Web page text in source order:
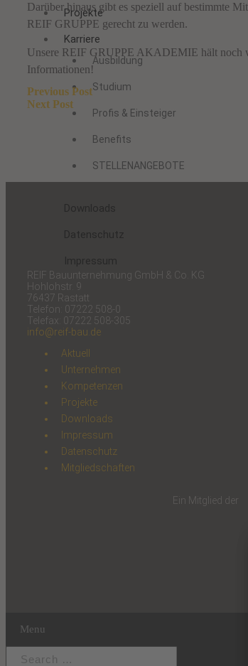
Projekte
Karriere
Ausbildung
Studium
Profis & Einsteiger
Benefits
STELLENANGEBOTE
Downloads
Datenschutz
Impressum
Darüber hinaus gibt es speziell auf bestimmte
REIF GRUPPE gerecht zu werden.
Unsere REIF GRUPPE AKADEMIE hält noch
Informationen!
Beitragsnavigation
Previous Post
Next Post
REIF Bauunternehmung GmbH & Co. KG
Hohlohstr. 9
76437 Rastatt
Telefon: 07222 508-0
Telefax: 07222 508-305
info@reif-bau.de
Aktuell
Unternehmen
Kompetenzen
Projekte
Downloads
Impressum
Datenschutz
Mitgliedschaften
Ein Mitglied der
Menu